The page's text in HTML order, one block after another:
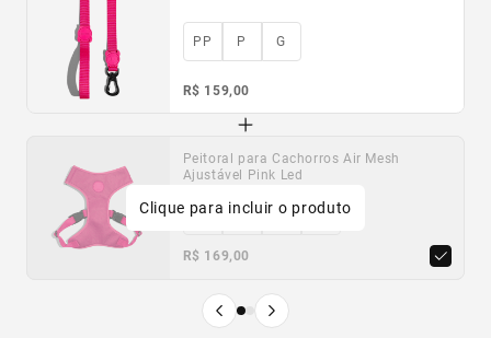
PP P G
R$ 159,00
Peitoral para Cachorros Air Mesh
Ajustável Pink Led
PP P M G
R$ 169,00
Peitoral para Cachorros H Pink Led
PP P M G
R$ 149,00
Clique para incluir o produto
Produto anterior
Próximo produto